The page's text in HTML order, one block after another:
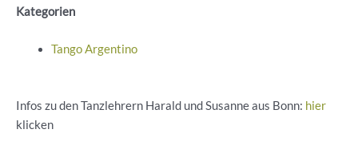
Kategorien
Tango Argentino
Infos zu den Tanzlehrern Harald und Susanne aus Bonn: hier
klicken